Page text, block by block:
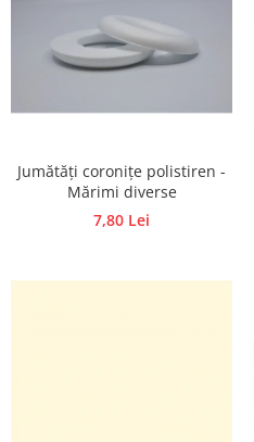
Jumătăți coronițe polistiren -
Mărimi diverse
7,80 Lei